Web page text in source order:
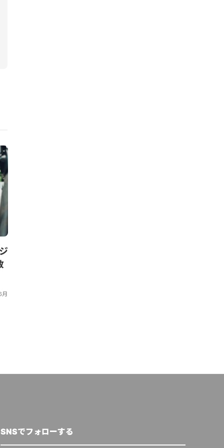
月
SNSでフォローする